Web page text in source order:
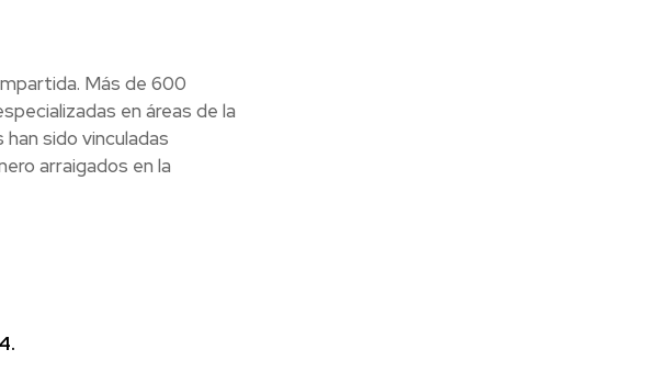
Más de 600
en áreas de la
sido vinculadas
arraigados en la